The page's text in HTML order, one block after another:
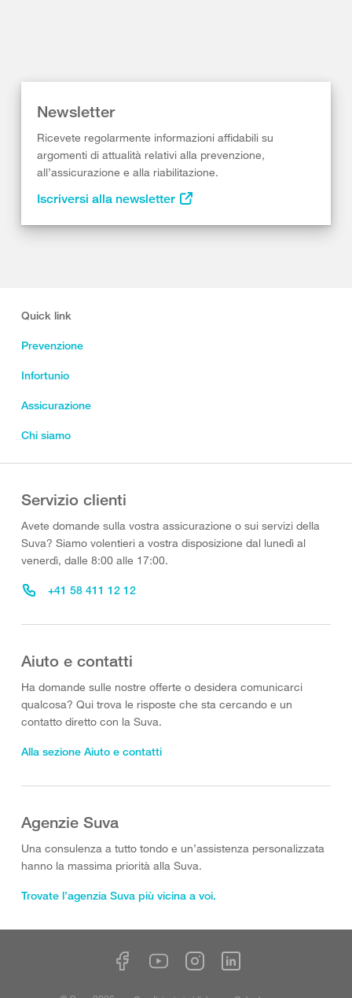
Newsletter
Ricevete regolarmente informazioni affidabili su
argomenti di attualità relativi alla prevenzione,
all’assicurazione e alla riabilitazione.
Iscriversi alla newsletter
Quick link
Prevenzione
Infortunio
Assicurazione
Chi siamo
Servizio clienti
Avete domande sulla vostra assicurazione o sui servizi della
Suva? Siamo volentieri a vostra disposizione dal lunedì al
venerdì, dalle 8:00 alle 17:00.
+41 58 411 12 12
Aiuto e contatti
Ha domande sulle nostre offerte o desidera comunicarci
qualcosa? Qui trova le risposte che sta cercando e un
contatto diretto con la Suva.
Alla sezione Aiuto e contatti
Agenzie Suva
Una consulenza a tutto tondo e un’assistenza personalizzata
hanno la massima priorità alla Suva.
Trovate l’agenzia Suva più vicina a voi.